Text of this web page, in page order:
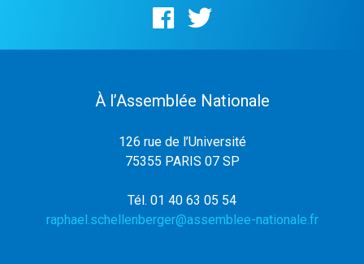
À l’Assemblée Nationale
126 rue de l’Université
75355 PARIS 07 SP
Tél. 01 40 63 05 54
raphael.schellenberger@assemblee-nationale.fr